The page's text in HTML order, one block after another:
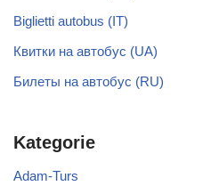
Biglietti autobus (IT)
Квитки на автобус (UA)
Билеты на автобус (RU)
Kategorie
Adam-Turs